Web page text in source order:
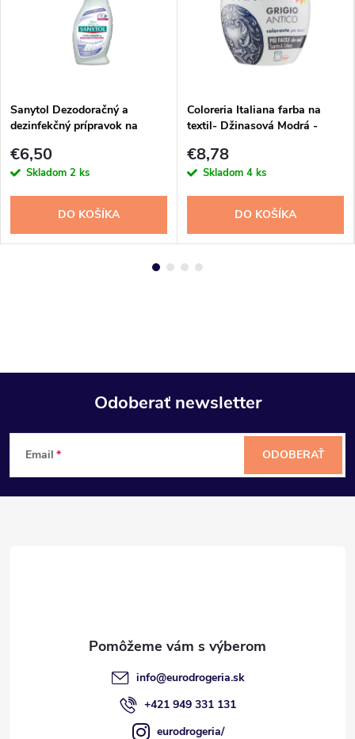
Sanytol Dezodoračný a
dezinfekčný prípravok na
€6,50
Skladom 2 ks
DO KOŠÍKA
Coloreria Italiana farba na
textil- Džinasová Modrá -
€8,78
Skladom 4 ks
DO KOŠÍKA
Z
á
Odoberať newsletter
Email ODOBERAŤ
info@eurodrogeria.sk
+421 949 331 131
eurodrogeria/